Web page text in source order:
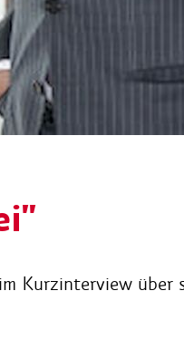
Kurzinterview über